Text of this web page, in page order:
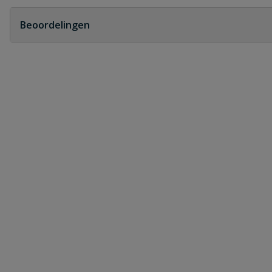
Geen vragen
Beoordelingen